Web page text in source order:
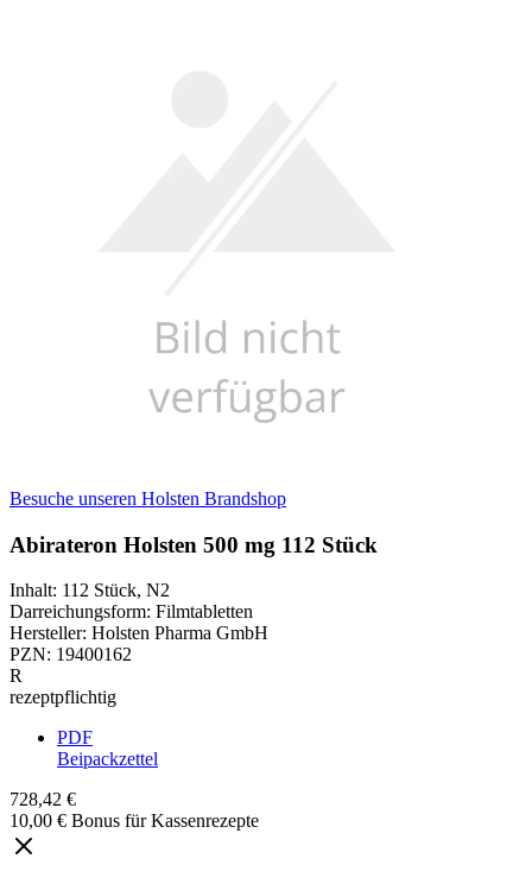
Besuche unseren Holsten Brandshop
Abirateron Holsten 500 mg 112 Stück
Inhalt: 112 Stück, N2
Darreichungsform: Filmtabletten
Hersteller: Holsten Pharma GmbH
PZN: 19400162
R
rezeptpflichtig
PDF
Beipackzettel
728,42 €
10,00 € Bonus für Kassenrezepte